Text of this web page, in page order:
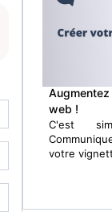
web !
C'est
votre